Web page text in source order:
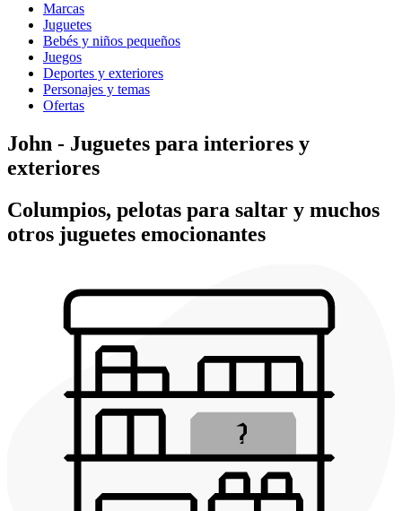
Marcas
Juguetes
Bebés y niños pequeños
Juegos
Deportes y exteriores
Personajes y temas
Ofertas
John - Juguetes para interiores y
exteriores
Columpios, pelotas para saltar y muchos
otros juguetes emocionantes